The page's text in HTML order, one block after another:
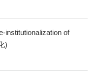
institutionalization of
)